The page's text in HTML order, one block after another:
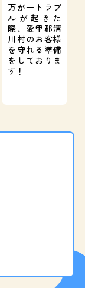
万が一トラブ
ルが起きた
際、 愛甲郡清
川村のお客様
を守れる準備
をしておりま
す！